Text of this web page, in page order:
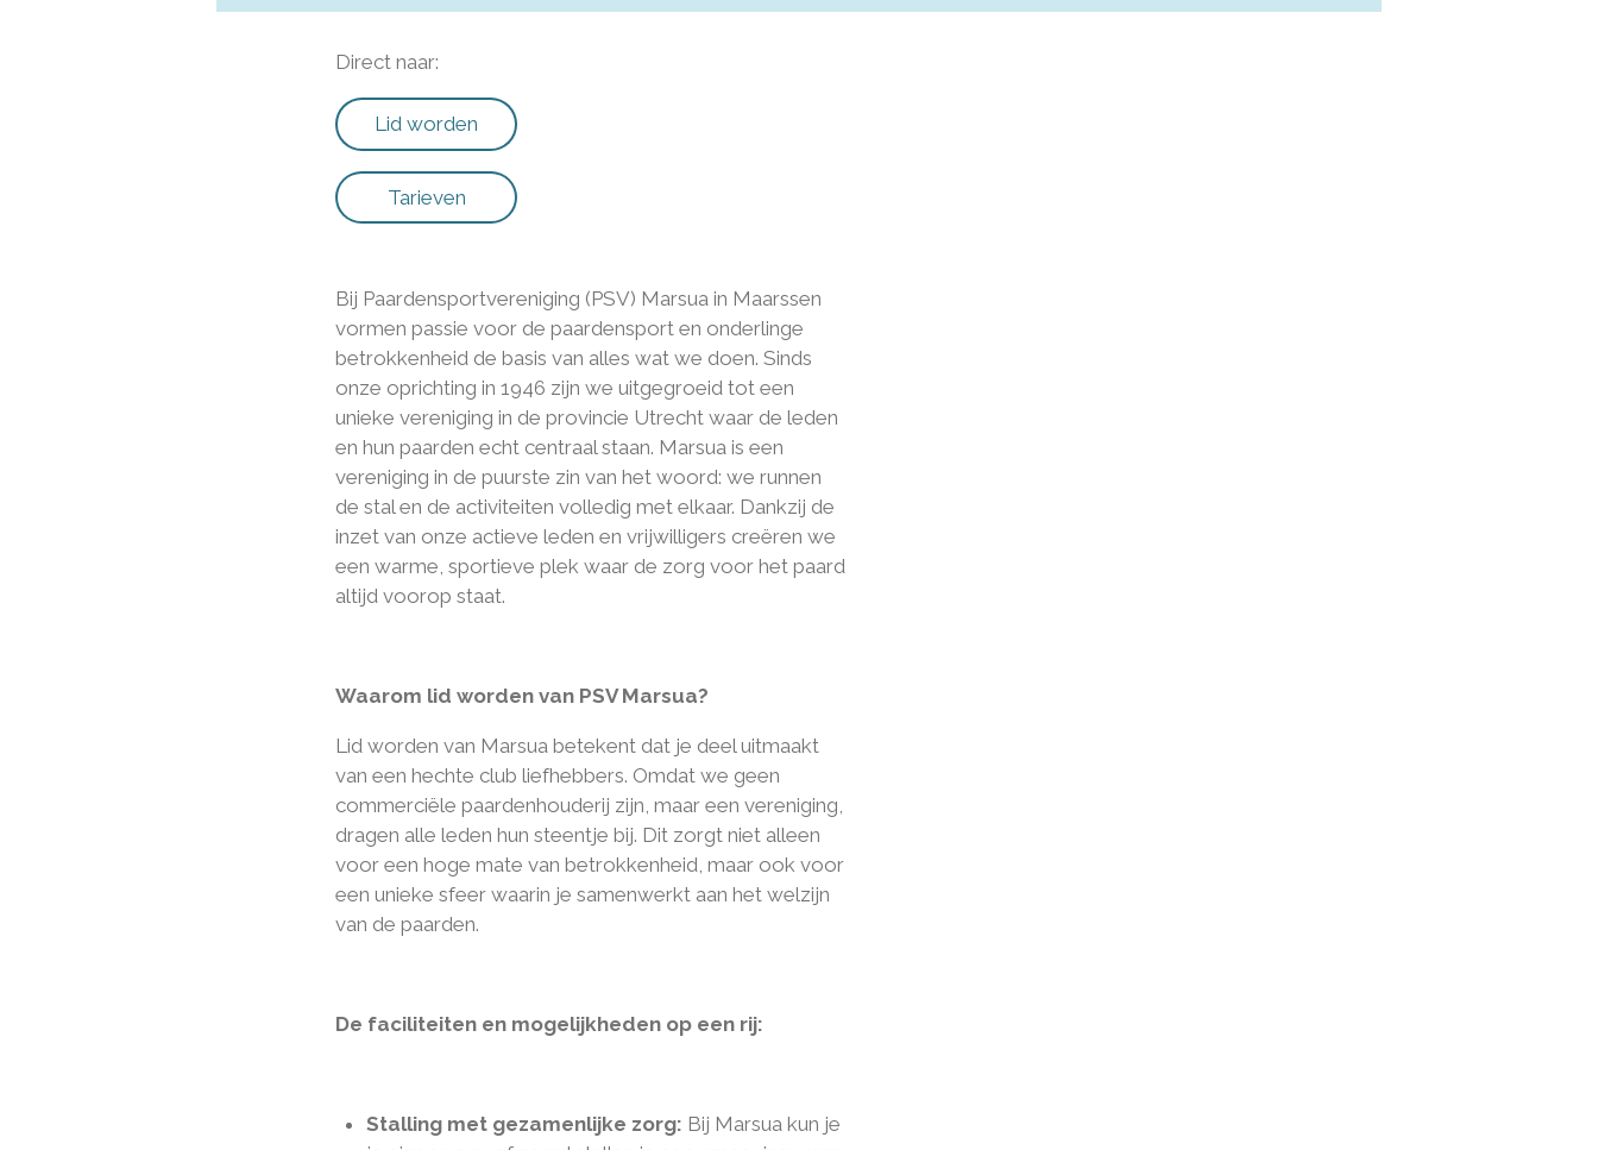
Direct naar:
Lid worden
Tarieven
Bij Paardensportvereniging (PSV) Marsua in Maarssen
vormen passie voor de paardensport en onderlinge
betrokkenheid de basis van alles wat we doen. Sinds
onze oprichting in 1946 zijn we uitgegroeid tot een
unieke vereniging in de provincie Utrecht waar de leden
en hun paarden echt centraal staan. Marsua is een
vereniging in de puurste zin van het woord: we runnen
de stal en de activiteiten volledig met elkaar. Dankzij de
inzet van onze actieve leden en vrijwilligers creëren we
een warme, sportieve plek waar de zorg voor het paard
altijd voorop staat.
Waarom lid worden van PSV Marsua?
Lid worden van Marsua betekent dat je deel uitmaakt
van een hechte club liefhebbers. Omdat we geen
commerciële paardenhouderij zijn, maar een vereniging,
dragen alle leden hun steentje bij. Dit zorgt niet alleen
voor een hoge mate van betrokkenheid, maar ook voor
een unieke sfeer waarin je samenwerkt aan het welzijn
van de paarden.
De faciliteiten en mogelijkheden op een rij:
Stalling met gezamenlijke zorg: Bij Marsua kun je